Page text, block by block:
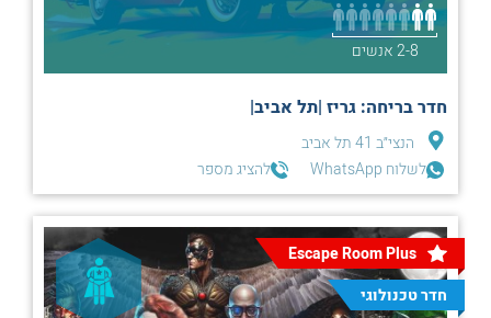
2-8 אנשים
חדר בריחה: גריז |תל אביב|
הנצי״ב 41 תל אביב
לשלוח WhatsApp
להציג מספר
Escape Room Plus
חדר טכנולוגי